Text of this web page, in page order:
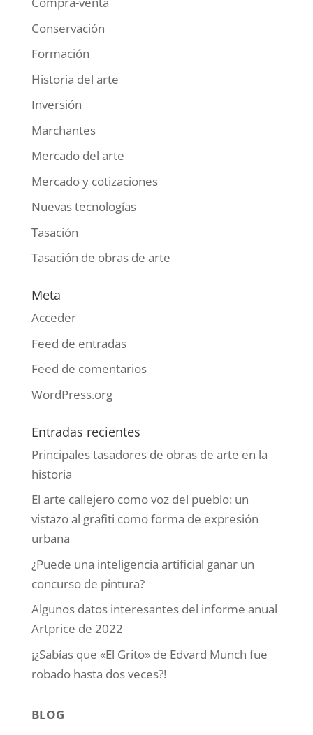
Conservación
Formación
Historia del arte
Inversión
Marchantes
Mercado del arte
Mercado y cotizaciones
Nuevas tecnologías
Tasación
Tasación de obras de arte
Meta
Acceder
Feed de entradas
Feed de comentarios
WordPress.org
Entradas recientes
Principales tasadores de obras de arte en la
historia
El arte callejero como voz del pueblo: un
vistazo al grafiti como forma de expresión
urbana
¿Puede una inteligencia artificial ganar un
concurso de pintura?
Algunos datos interesantes del informe anual
Artprice de 2022
¡¿Sabías que «El Grito» de Edvard Munch fue
robado hasta dos veces?!
BLOG